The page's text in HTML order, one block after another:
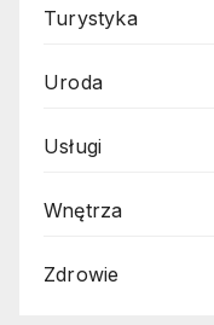
Turystyka
Uroda
Usługi
Wnętrza
Zdrowie